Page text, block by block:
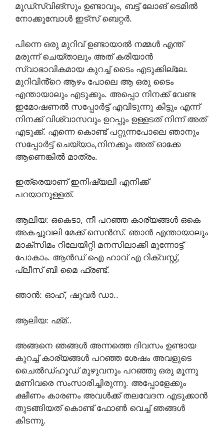
മൂഡ്സ്വിങ്‌സും ഉണ്ടാവും, ബട്ട്‌ ലോങ് ടെമിൽ
നോക്കുമ്പോൾ ഇട്സ് ബെറ്റർ.
പിന്നെ ഒരു മുറിവ് ഉണ്ടായാൽ നമ്മൾ എന്ത്
മരുന്ന് ചെയ്താലും അത്‌ കരിയാൻ
സ്വാഭാവികമായ കുറച്ച് ടൈം എടുക്കില്ലേ.
മുറിവിൻ്റെ ആഴം പോലെ ആ ഒരു ടൈം
എന്തായാലും എടുക്കും. അപ്പൊ നിനക്ക് വേണ്ട
ഇമോഷണൽ സപ്പോർട്ട് എവിടുന്നു കിട്ടും എന്ന്
നിനക്ക് വിശ്വാസവും ഉറപ്പും ഉള്ളടത് നിന്ന് അത്‌
എടുക്ക്. എന്നെ കൊണ്ട് പറ്റുന്നപോലെ ഞാനും
സപ്പോർട്ട് ചെയ്യാം,നിനക്കും അത്‌ ഓക്കേ
ആണെങ്കിൽ മാത്രം.
ഇത്രെയാണ് ഇനിഷ്യലി എനിക്ക്
പറയാനുള്ളത്.
ആലിയ: ഒകെടാ, നീ പറഞ്ഞ കാര്യങ്ങൾ ഒകെ
അകച്ചുവലി മേക്ക് സെൻസ്. ഞാൻ എന്തായാലും
മാക്സിമം റിലേയിറ്റി മനസിലാക്കി മുന്നോട്ട്
പോകാം. ആൻഡ് ഐ ഹാവ് എ റിക്വസ്റ്റ്,
പ്ലീസ് ബി മൈ ഫ്രണ്ട്.
ഞാൻ: ഓഹ്, ഷുവർ ഡാ..
ആലിയ: ഹ്മ്മ്..
അങ്ങനെ ഞങ്ങൾ അന്നത്തെ ദിവസം ഉണ്ടായ
കുറച്ച് കാര്യങ്ങൾ പറഞ്ഞ ശേഷം അവളുടെ
ചൈൽഡ്ഹൂഡ് മുഴുവനും പറഞ്ഞു ഒരു മൂന്നു
മണിവരെ സംസാരിച്ചിരുന്നു. അപ്പോളേക്കും
ക്ഷീണം കാരണം അവൾക്ക് തലവേദന എടുക്കാൻ
തുടങ്ങിയത് കൊണ്ട് ഫോൺ വെച്ച് ഞങ്ങൾ
കിടന്നു.